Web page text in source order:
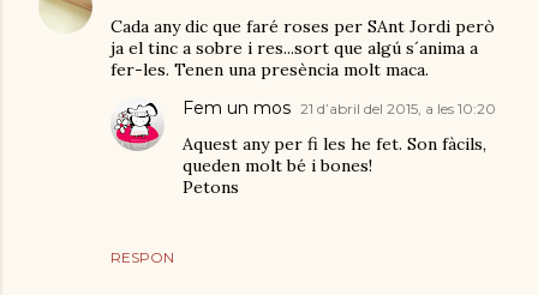
Cada any dic que faré roses per SAnt Jordi però
ja el tinc a sobre i res...sort que algú s´anima a
fer-les. Tenen una presència molt maca.
RESPON
Fem un mos 21 d’abril del 2015, a les 10:20
Aquest any per fi les he fet. Son fàcils,
queden molt bé i bones!
Petons